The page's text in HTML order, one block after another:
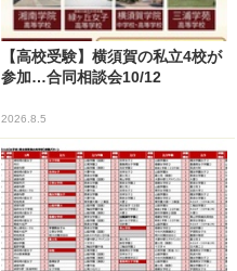
【高校受験】横須賀の私立4校が
参加…合同相談会10/12
2026.8.5